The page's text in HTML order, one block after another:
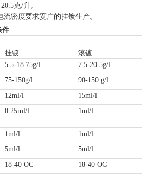
克/升。
密度要求宽广的挂镀生产。
件
挂镀
滚镀
5.5-18.75g/l
7.5-20.5g/l
75-150g/l
90-150 g/l
12ml/l
15ml/l
0.25ml/l 1ml/l
1ml/l
1ml/l
5ml/l
5ml/l
18-40 OC
18-40 OC